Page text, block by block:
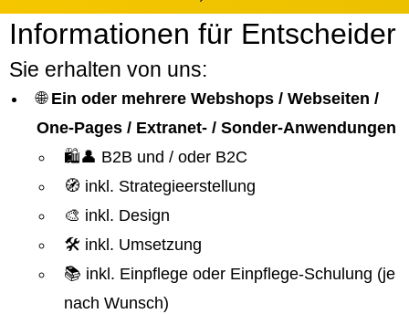
Informationen für Entscheider
Sie erhalten von uns:
🌐 Ein oder mehrere Webshops / Webseiten /
One-Pages / Extranet- / Sonder-Anwendungen
🛍️👤 B2B und / oder B2C
🧭 inkl. Strategieerstellung
🎨 inkl. Design
🛠️ inkl. Umsetzung
📚 inkl. Einpflege oder Einpflege-Schulung (je
nach Wunsch)